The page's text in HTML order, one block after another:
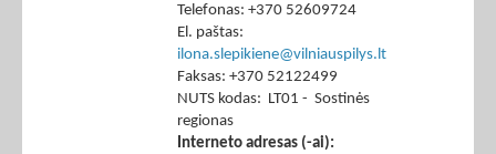
Telefonas: +370 52609724
El. paštas:
ilona.slepikiene@vilniauspilys.lt
Faksas: +370 52122499
NUTS kodas: LT01 - Sostinės
regionas
Interneto adresas (-ai):